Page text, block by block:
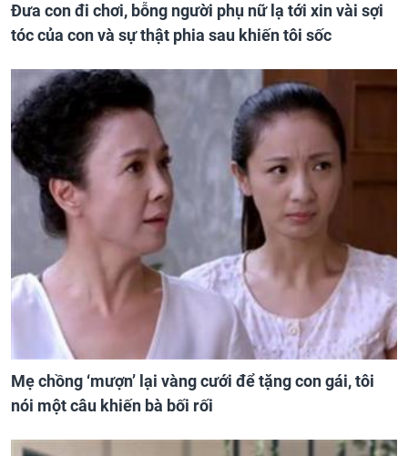
Đưa con đi chơi, bỗng người phụ nữ lạ tới xin vài sợi
tóc của con và sự thật phia sau khiến tôi sốc
Mẹ chồng ‘mượn’ lại vàng cưới để tặng con gái, tôi
nói một câu khiến bà bối rối